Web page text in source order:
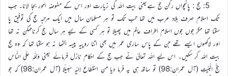
5: حج : پانچواں رکن حج ہےیعنی بیت اللہ کی زیارت اور اس کے مفوضہ امور بجا لانا۔ جب
تک اسلام صرف بلاد عرب میں تھا تب تک تو ہر مسلمان سال میں ایک مرتبہ حج کی توفیق پا
سکتا تھا مگر جوں جوں اسلام اطراف عالم میں پھیلا تو ہر کسی کے لیے ہر سال حج کرناممکن نہ تھا
اور لاکھوں ایسے تھے جن کے پاس ساری عمر میں بھی اتنا روپیہ پیسہ اکٹھا نہ ہو سکتا تھا کہ وہ حج
بیت اللہ کر سکیں۔ اس لیے اللہ تعالیٰ نے جب حج کے احکام نازل فرمائے یعنی وَلِلّٰهِ عَلَى النَّاسِ
حِجُّ الْبَيْتِ (آل عمران:98) تو ساتھ ہی یہ فرما دیا مَنِ اسْتَطَاعَ إِلَيْهِ سَبِيلًا (آل عمران:98) کہ جو